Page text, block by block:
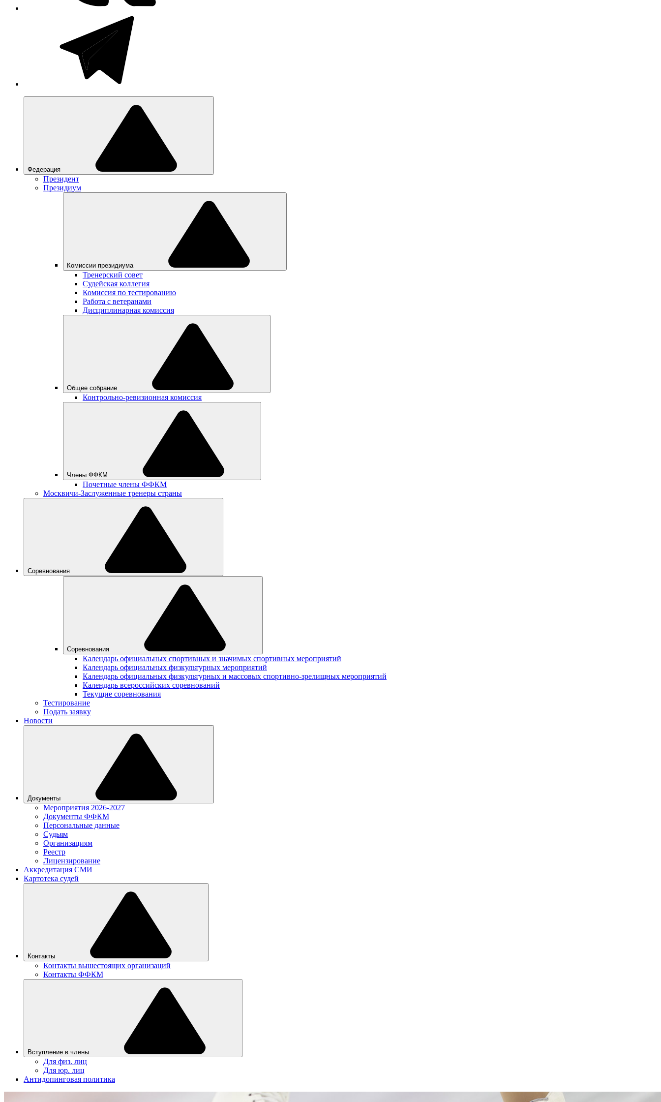
Федерация
Президент
Президиум
Комиссии президиума
Тренерский совет
Судейская коллегия
Комиссия по тестированию
Работа с ветеранами
Дисциплинарная комиссия
Общее собрание
Контрольно-ревизионная комиссия
Члены ФФКМ
Почетные члены ФФКМ
Москвичи-Заслуженные тренеры страны
Соревнования
Соревнования
Календарь официальных спортивных и значимых спортивных мероприятий
Календарь официальных физкультурных мероприятий
Календарь официальных физкультурных и массовых спортивно-зрелищных мероприятий
Календарь всероссийских соревнований
Текущие соревнования
Тестирование
Подать заявку
Новости
Документы
Мероприятия 2026-2027
Документы ФФКМ
Персональные данные
Судьям
Организациям
Реестр
Лицензирование
Аккредитация СМИ
Картотека судей
Контакты
Контакты вышестоящих организаций
Контакты ФФКМ
Вступление в члены
Для физ. лиц
Для юр. лиц
Антидопинговая политика